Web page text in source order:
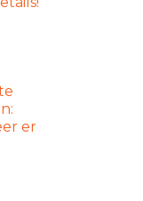
er